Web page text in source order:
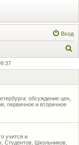
Вход
с
обсуждение цен,
первичное и вторичное
учится и
Школьников,